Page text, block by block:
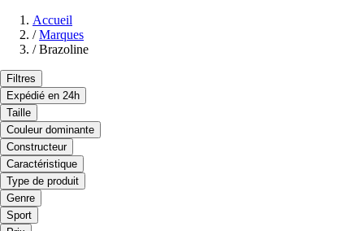
Accueil
/ Marques
/ Brazoline
Filtres
Expédié en 24h
Taille
Couleur dominante
Constructeur
Caractéristique
Type de produit
Genre
Sport